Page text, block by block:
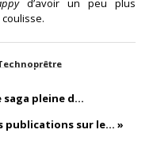
d’avoir un peu plus
saga pleine d...
publications sur le... »